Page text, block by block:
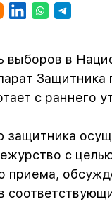
выборов в
Защитника
с раннего
защитника
с
приема,